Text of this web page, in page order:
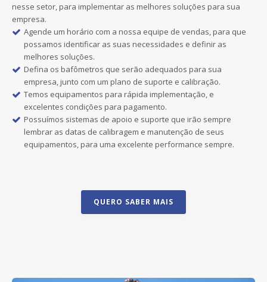
nesse setor, para implementar as melhores soluções para sua
empresa.
Agende um horário com a nossa equipe de vendas, para que
possamos identificar as suas necessidades e definir as
melhores soluções.
Defina os bafômetros que serão adequados para sua
empresa, junto com um plano de suporte e calibração.
Temos equipamentos para rápida implementação, e
excelentes condições para pagamento.
Possuímos sistemas de apoio e suporte que irão sempre
lembrar as datas de calibragem e manutenção de seus
equipamentos, para uma excelente performance sempre.
QUERO SABER MAIS